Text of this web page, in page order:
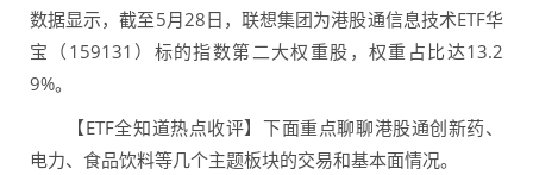
数据显示，截至5月28日，联想集团为港股通信息技术ETF华
宝（159131）标的指数第二大权重股，权重占比达13.2
9%。
【ETF全知道热点收评】下面重点聊聊港股通创新药、
电力、食品饮料等几个主题板块的交易和基本面情况。